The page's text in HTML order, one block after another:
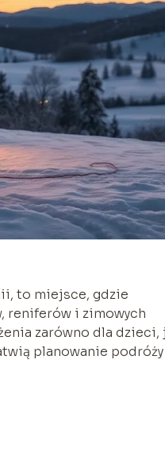
to miejsce, gdzie
reniferów i zimowych
zarówno dla dzieci,
planowanie